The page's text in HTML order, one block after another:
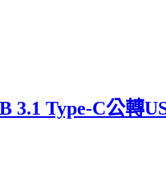
3.1 Type-C公